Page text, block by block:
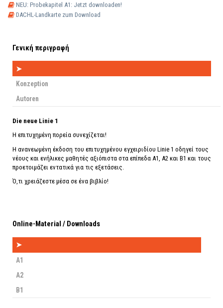
NEU: Probekapitel A1: Jetzt downloaden!
DACHL-Landkarte zum Download
Γενική περιγραφή
➤
Konzeption
Autoren
Die neue Linie 1
Η επιτυχημένη πορεία συνεχίζεται!
Η ανανεωμένη έκδοση του επιτυχημένου εγχειριδίου Linie 1 οδηγεί τους
νέους και ενήλικες μαθητές αξιόπιστα στα επίπεδα Α1, Α2 και Β1 και τους
προετοιμάζει εντατικά για τις εξετάσεις.
Ό,τι χρειάζεστε μέσα σε ένα βιβλίο!
Online-Μaterial / Downloads
➤
A1
A2
B1